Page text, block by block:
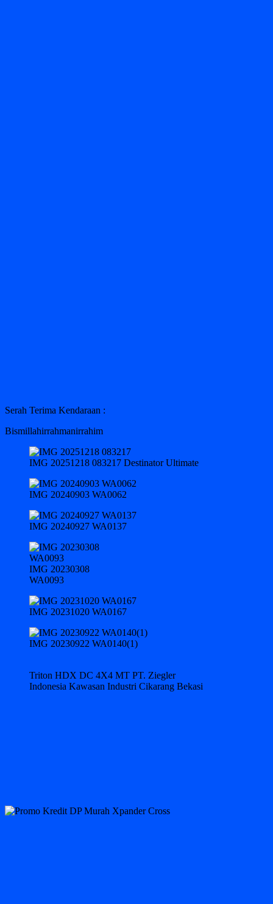
Serah Terima Kendaraan :
Bismillahirrahmanirrahim
IMG 20251218 083217 Destinator Ultimate
IMG 20240903 WA0062
IMG 20240927 WA0137
IMG 20230308
WA0093
IMG 20231020 WA0167
IMG 20230922 WA0140(1)
Triton HDX DC 4X4 MT PT. Ziegler
Indonesia Kawasan Industri Cikarang Bekasi